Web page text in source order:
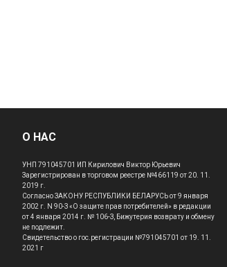
О НАС
УНП 791045701 ИП Кирилович Виктор Юрьевич
Зарегистрирован в торговом реестре №466119 от 20. 11.
2019 г.
Согласно ЗАКОНУ РЕСПУБЛИКИ БЕЛАРУСЬ от 9 января
2002 г. N 90-З «О защите прав потребителей» в редакции
от 4 января 2014 г. № 106-З, Бижутерия возврату и обмену
не подлежит.
Свидетельство о гос.регистрации №791045701 от 19. 11.
2021 г